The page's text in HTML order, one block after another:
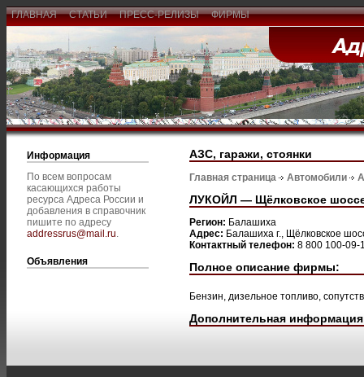
ГЛАВНАЯ СТАТЬИ ПРЕСС-РЕЛИЗЫ ФИРМЫ
Информация
По всем вопросам
касающихся работы
ресурса Адреса России и
добавления в справочник
пишите по адресу
addressrus@mail.ru.
Объявления
АЗС, гаражи, стоянки
Главная страница Автомобили
ЛУКОЙЛ — Щёлковское
Регион: Балашиха
Адрес: Балашиха г., Щёлковское
Контактный телефон: 8 800 100-09-
Полное описание фирмы:
Бензин, дизельное топливо,
Дополнительная информация